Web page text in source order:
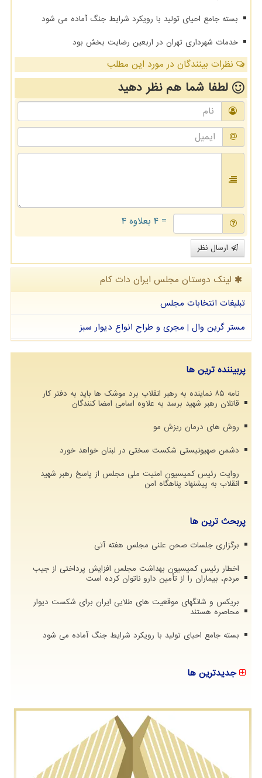
بسته جامع احیای تولید با رویکرد شرایط جنگ آماده می شود
خدمات شهرداری تهران در اربعین رضایت بخش بود
نظرات بینندگان در مورد این مطلب
لطفا شما همنظر دهید
= ۴ بعلاوه ۴
ارسال نظر
لینک دوستان مجلس ایران دات كام
تبلیغات انتخابات مجلس
مستر گرین وال | مجری و طراح انواع دیوار سبز
پربیننده ترین ها
نامه ۸۵ نماینده به رهبر انقلاب برد موشک ها باید به دفتر کار
قاتلان رهبر شهید برسد به علاوه اسامی امضا کنندگان
روش های درمان ریزش مو
دشمن صهیونیستی شکست سختی در لبنان خواهد خورد
روایت رئیس کمیسیون امنیت ملی مجلس از پاسخ رهبر شهید
انقلاب به پیشنهاد پناهگاه امن
پربحث ترین ها
برگزاری جلسات صحن علنی مجلس هفته آتی
اخطار رئیس کمیسیون بهداشت مجلس افزایش پرداختی از جیب
مردم، بیماران را از تأمین دارو ناتوان کرده است
بریکس و شانگهای موقعیت های طلایی ایران برای شکست دیوار
محاصره هستند
بسته جامع احیای تولید با رویکرد شرایط جنگ آماده می شود
جدیدترین ها